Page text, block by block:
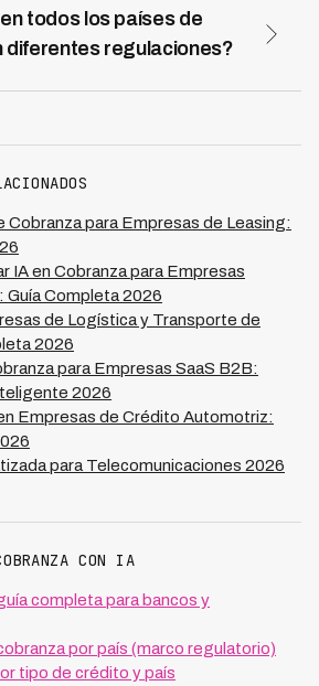
saldo pendiente. En casos
agente humano.
todos los países de
diferentes regulaciones?
y restricciones de cada país
Cobranza para Empresas de Leasing:
IA en Cobranza para Empresas
Guía Completa 2026
de Logística y Transporte de
2026
para Empresas SaaS B2B:
2026
Empresas de Crédito Automotriz:
para Telecomunicaciones 2026
CON IA
completa para bancos y
por país (marco regulatorio)
tipo de crédito y país